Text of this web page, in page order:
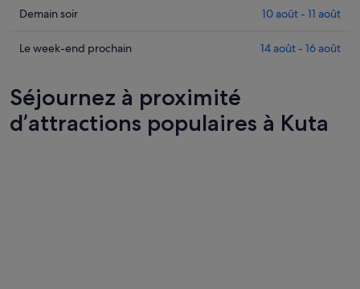
prix
Kuta
nuit,
9
août
Consulter
prix
pour
demain
soir,
Demain soir 10 août - 11 août
Consulter
à
Kuta
pour
Le week-end prochain 14 août - 16 août
Séjournez à proximité
d’attractions populaires à Kuta